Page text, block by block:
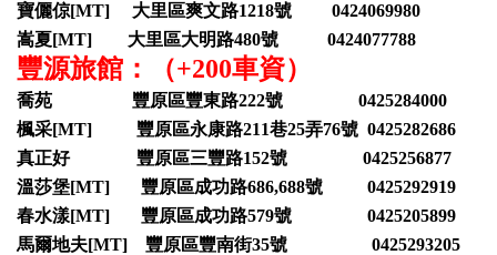
寶儷倞[MT] 大里區爽文路1218號 0424069980
嵩夏[MT] 大里區大明路480號 0424077788
豐源旅館：（+200車資）
喬苑 豐原區豐東路222號 0425284000
楓采[MT] 豐原區永康路211巷25弄76號 0425282686
真正好 豐原區三豐路152號 0425256877
溫莎堡[MT] 豐原區成功路686,688號 0425292919
春水漾[MT] 豐原區成功路579號 0425205899
馬爾地夫[MT] 豐原區豐南街35號 0425293205